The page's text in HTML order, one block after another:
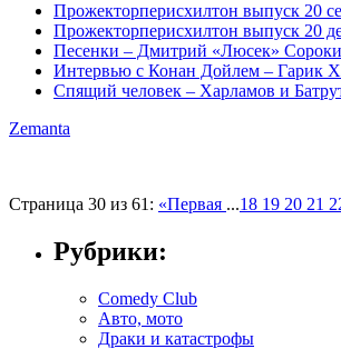
Прожекторперисхилтон выпуск 20
Прожекторперисхилтон выпуск 20
Песенки – Дмитрий «Люсек»
Интервью с Конан Дойлем – Гарик
Спящий человек – Харламов и
Zemanta
Страница 30 из 61: «Первая ...18 19 20 21
Рубрики:
Comedy Club
Авто, мото
Драки и катастрофы